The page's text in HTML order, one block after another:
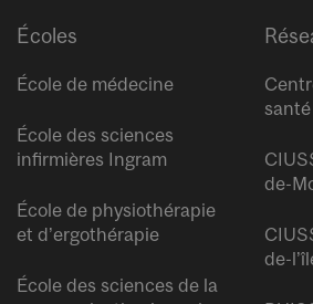
Écoles
École de médecine
École des sciences
infirmières Ingram
École de physiothérapie
et d’ergothérapie
École des sciences de la
de-
de-